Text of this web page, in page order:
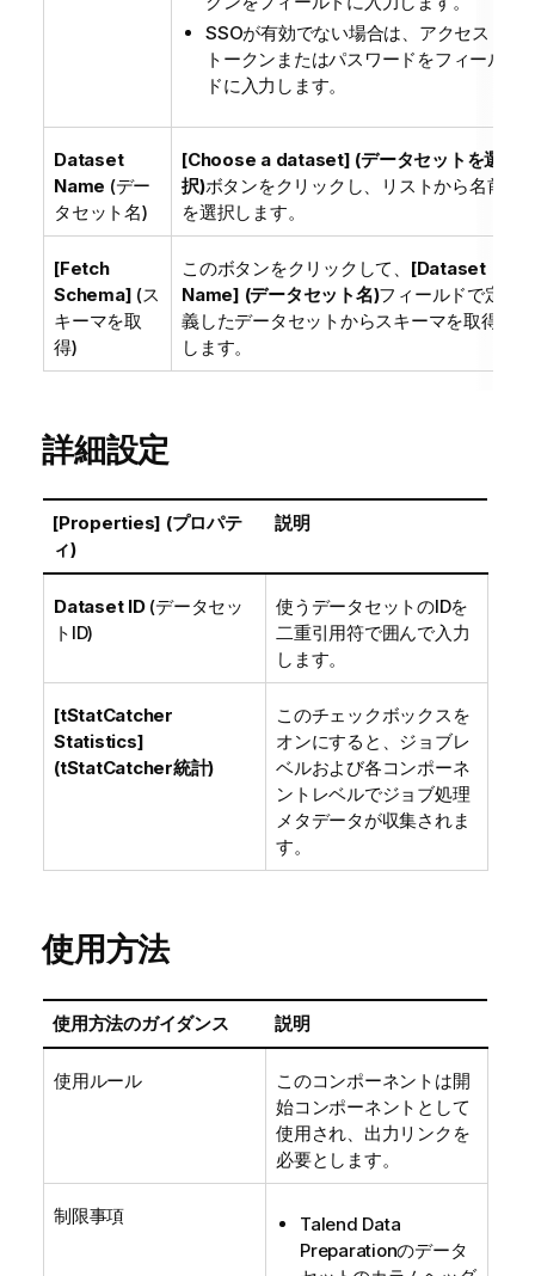
SSOが有効でない場合は、アクセス
トークンまたはパスワードをフィール
ドに入力します。
Dataset
Name (デー
タセット名)
[Choose a dataset] (データセットを選
択)ボタンをクリックし、リストから名前
を選択します。
[Fetch
Schema] (ス
キーマを取
得)
このボタンをクリックして、 [Dataset
Name] (データセット名)フィールドで定
義したデータセットからスキーマを取得
します。
詳細設定
[Properties] (プロパテ
ィ)
説明
Dataset ID(データセッ
トID)
使うデータセットのIDを
二重引用符で囲んで入力
します。
[tStatCatcher
Statistics]
(tStatCatcher統計)
このチェックボックスを
オンにすると、ジョブレ
ベルおよび各コンポーネ
ントレベルでジョブ処理
メタデータが収集されま
す。
使用方法
使用方法のガイダンス 説明
使用ルール
このコンポーネントは開
始コンポーネントとして
使用され、出力リンクを
必要とします。
制限事項
Talend Data
Preparationのデータ